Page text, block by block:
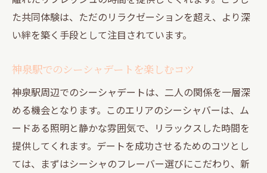
た共同体験は、ただのリラクゼーションを超え、より深
い絆を築く手段として注目されています。
神泉駅でのシーシャデートを楽しむコツ
神泉駅周辺でのシーシャデートは、二人の関係を一層深
める機会となります。このエリアのシーシャバーは、ム
ードある照明と静かな雰囲気で、リラックスした時間を
提供してくれます。デートを成功させるためのコツとし
ては、まずはシーシャのフレーバー選びにこだわり、新